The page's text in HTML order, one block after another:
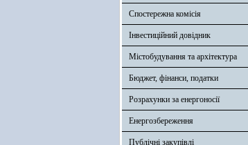
Спостережна комісія
Інвестиційний довідник
Містобудування та архітектура
Бюджет, фінанси, податки
Розрахунки за енергоносії
Енергозбереження
Публічні закупівлі